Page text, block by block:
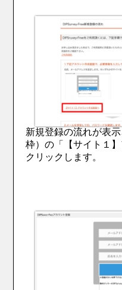
新規登録の流れが表
枠）の「【サイト１
クリックします。